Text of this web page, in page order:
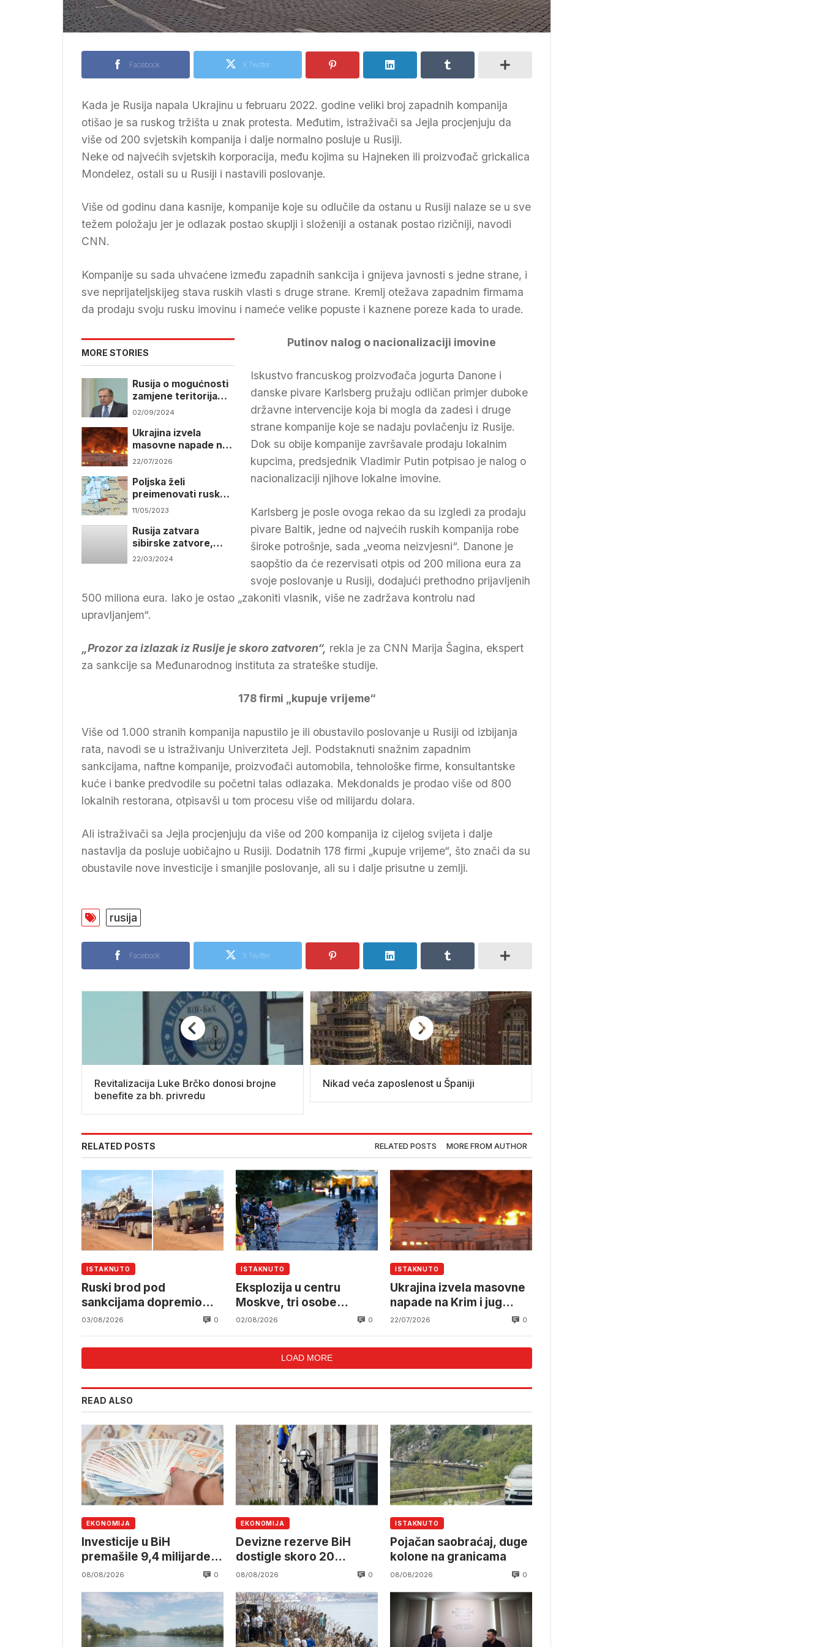
Facebook X Twitter
Kada je Rusija napala Ukrajinu u februaru 2022. godine veliki broj zapadnih kompanija
otišao je sa ruskog tržišta u znak protesta. Međutim, istraživači sa Jejla procjenjuju da
više od 200 svjetskih kompanija i dalje normalno posluje u Rusiji.
Neke od najvećih svjetskih korporacija, među kojima su Hajneken ili proizvođač grickalica
Mondelez, ostali su u Rusiji i nastavili poslovanje.
Više od godinu dana kasnije, kompanije koje su odlučile da ostanu u Rusiji nalaze se u sve
težem položaju jer je odlazak postao skuplji i složeniji a ostanak postao rizičniji, navodi
CNN.
Kompanije su sada uhvaćene između zapadnih sankcija i gnijeva javnosti s jedne strane, i
sve neprijateljskijeg stava ruskih vlasti s druge strane. Kremlj otežava zapadnim firmama
da prodaju svoju rusku imovinu i nameće velike popuste i kaznene poreze kada to urade.
MORE STORIES
Rusija o mogućnosti
zamjene teritorija
nakon upada u Kursk
02/09/2024
Ukrajina izvela
masovne napade na
Krim i jug Rusije
22/07/2026
Poljska želi
preimenovati rusku
eksklavu Kalinjingrad
11/05/2023
Rusija zatvara
sibirske zatvore,
osuđenici otišli u rat
22/03/2024
Putinov nalog o nacionalizaciji imovine
Iskustvo francuskog proizvođača jogurta Danone i
danske pivare Karlsberg pružaju odličan primjer duboke
državne intervencije koja bi mogla da zadesi i druge
strane kompanije koje se nadaju povlačenju iz Rusije.
Dok su obije kompanije završavale prodaju lokalnim
kupcima, predsjednik Vladimir Putin potpisao je nalog o
nacionalizaciji njihove lokalne imovine.
Karlsberg je posle ovoga rekao da su izgledi za prodaju
pivare Baltik, jedne od najvećih ruskih kompanija robe
široke potrošnje, sada „veoma neizvjesni“. Danone je
saopštio da će rezervisati otpis od 200 miliona eura za
svoje poslovanje u Rusiji, dodajući prethodno prijavljenih
500 miliona eura. Iako je ostao „zakoniti vlasnik, više ne zadržava kontrolu nad
upravljanjem“.
„Prozor za izlazak iz Rusije je skoro zatvoren“, rekla je za CNN Marija Šagina, ekspert
za sankcije sa Međunarodnog instituta za strateške studije.
178 firmi „kupuje vrijeme“
Više od 1.000 stranih kompanija napustilo je ili obustavilo poslovanje u Rusiji od izbijanja
rata, navodi se u istraživanju Univerziteta Jejl. Podstaknuti snažnim zapadnim
sankcijama, naftne kompanije, proizvođači automobila, tehnološke firme, konsultantske
kuće i banke predvodile su početni talas odlazaka. Mekdonalds je prodao više od 800
lokalnih restorana, otpisavši u tom procesu više od milijardu dolara.
Ali istraživači sa Jejla procjenjuju da više od 200 kompanija iz cijelog svijeta i dalje
nastavlja da posluje uobičajno u Rusiji. Dodatnih 178 firmi „kupuje vrijeme“, što znači da su
obustavile nove investicije i smanjile poslovanje, ali su i dalje prisutne u zemlji.
rusija
Facebook X Twitter
Revitalizacija Luke Brčko donosi brojne
benefite za bh. privredu
Nikad veća zaposlenost u Španiji
RELATED POSTS RELATED POSTS MORE FROM AUTHOR
ISTAKNUTO
Ruski brod pod
sankcijama dopremio
oklopna vozila u Mali
03/08/2026 0
ISTAKNUTO
Eksplozija u centru
Moskve, tri osobe
poginule
02/08/2026 0
ISTAKNUTO
Ukrajina izvela masovne
napade na Krim i jug
Rusije
22/07/2026 0
LOAD MORE
READ ALSO
EKONOMIJA
Investicije u BiH
premašile 9,4 milijarde
KM
08/08/2026 0
EKONOMIJA
Devizne rezerve BiH
dostigle skoro 20
milijardi KM
08/08/2026 0
ISTAKNUTO
Pojačan saobraćaj, duge
kolone na granicama
08/08/2026 0